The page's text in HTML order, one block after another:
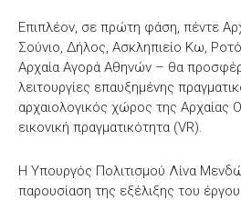
Επιπλέον, σε πρώτη φάση, πέντε
Σούνιο, Δήλος, Ασκληπιείο Κω,
Αρχαία Αγορά Αθηνών – θα
λειτουργίες επαυξημένης
αρχαιολογικός χώρος της Αρχαίας
εικονική πραγματικότητα (VR).
Η Υπουργός Πολιτισμού Λίνα
παρουσίαση της εξέλιξης του